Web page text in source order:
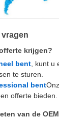
vragen
krijgen?
bent, kunt u
te sturen.
bent
offerte bieden.
van de